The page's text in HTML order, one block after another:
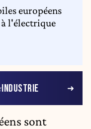
européens
l'électrique
INDUSTRIE
sont